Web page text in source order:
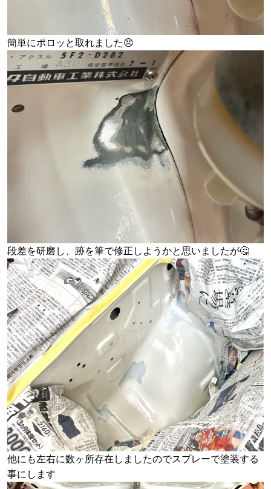
簡単にポロッと取れました😣
段差を研磨し、跡を筆で修正しようかと思いましたが🤔
他にも左右に数ヶ所存在しましたのでスプレーで塗装する
事にします